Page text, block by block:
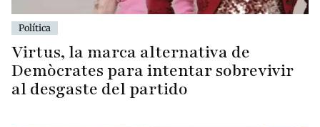
Política
Virtus, la marca alternativa de
Demòcrates para intentar sobrevivir
al desgaste del partido